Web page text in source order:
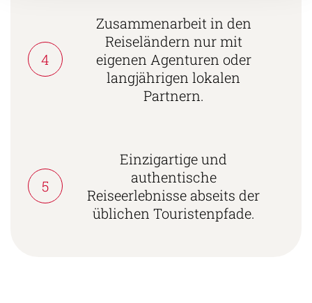
4
Zusammenarbeit in den
Reiseländern nur mit
eigenen Agenturen oder
langjährigen lokalen
Partnern.
5
Einzigartige und
authentische
Reiseerlebnisse abseits der
üblichen Touristenpfade.